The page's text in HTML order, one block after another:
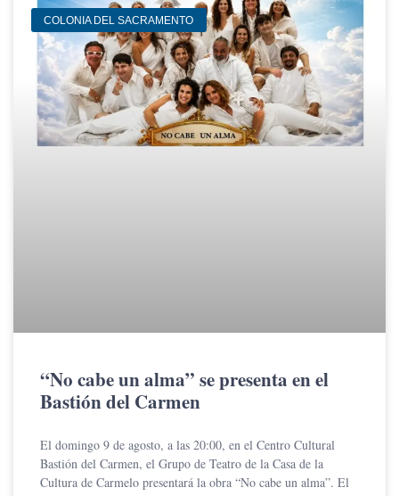
COLONIA DEL SACRAMENTO
“No cabe un alma” se presenta en el
Bastión del Carmen
El domingo 9 de agosto, a las 20:00, en el Centro Cultural
Bastión del Carmen, el Grupo de Teatro de la Casa de la
Cultura de Carmelo presentará la obra “No cabe un alma”. El